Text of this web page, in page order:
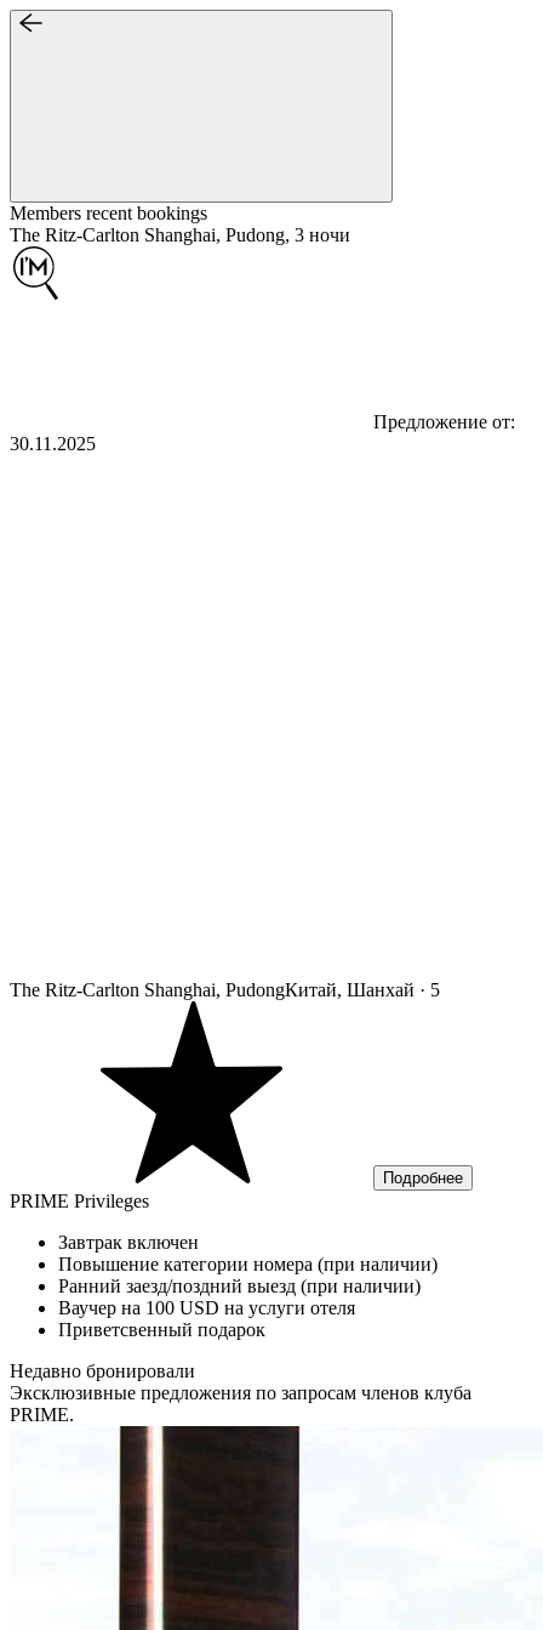
Members recent bookings
The Ritz-Carlton Shanghai, Pudong, 3 ночи
Предложение от:
30.11.2025
The Ritz-Carlton Shanghai, PudongКитай, Шанхай · 5
Подробнее
PRIME Privileges
Завтрак включен
Повышение категории номера (при наличии)
Ранний заезд/поздний выезд (при наличии)
Ваучер на 100 USD на услуги отеля
Приветсвенный подарок
Недавно бронировали
Эксклюзивные предложения по запросам членов клуба
PRIME.